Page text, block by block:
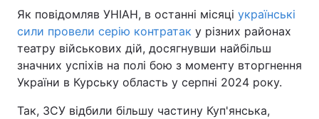
Як повідомляв УНІАН, в останні місяці українські
сили провели серію контратак у різних районах
театру військових дій, досягнувши найбільш
значних успіхів на полі бою з моменту вторгнення
України в Курську область у серпні 2024 року.
Так, ЗСУ відбили більшу частину Куп'янська,